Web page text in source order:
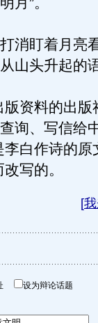
消盯着月亮
山头升起的
资料的出版
询、写信给
白作诗的原
写的。
[
设为辩论话题